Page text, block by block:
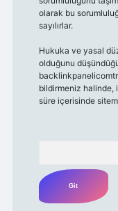
olarak bu
sayılırlar.
Hukuka ve yasal
olduğunu
bildirmeniz halinde,
süre içerisinde